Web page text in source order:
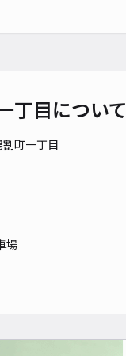
丁目について
町一丁目
場